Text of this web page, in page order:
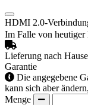
HDMI 2.0-
Im Falle von heutiger
Lieferung nach
Garantie
Die angegebene
kann sich aber
Menge